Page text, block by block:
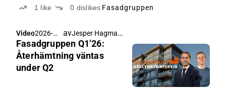
1 like 0 dislikes Fasadgruppen
7:49
Video2026-
05-26
12:10
av Jesper Hagman,
Fasadgruppen Q1’26:
Återhämtning väntas
under Q2